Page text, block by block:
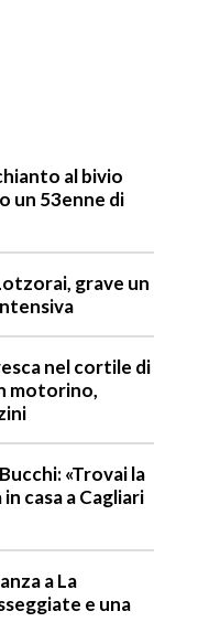
al bivio
un 53enne di
grave un
nel cortile di
motorino,
«Trovai la
casa a Cagliari
a La
e una